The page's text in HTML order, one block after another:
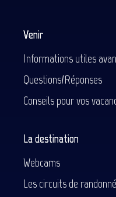
Venir
Informations utiles
Questions/Réponses
Conseils pour vos
La destination
Webcams
Les circuits de